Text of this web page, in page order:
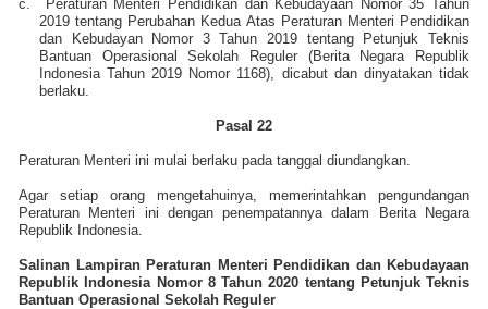
c.
Peraturan Menteri Pendidikan dan Kebudayaan Nomor 35 Tahun
2019 tentang Perubahan Kedua Atas Peraturan Menteri Pendidikan
dan Kebudayan Nomor 3 Tahun 2019 tentang Petunjuk Teknis
Bantuan Operasional Sekolah Reguler (Berita Negara Republik
Indonesia Tahun 2019 Nomor 1168), dicabut dan dinyatakan tidak
berlaku.
Pasal 22
Peraturan Menteri ini mulai berlaku pada tanggal diundangkan.
Agar setiap orang mengetahuinya, memerintahkan pengundangan
Peraturan Menteri ini dengan penempatannya dalam Berita Negara
Republik Indonesia.
Salinan Lampiran Peraturan Menteri Pendidikan dan Kebudayaan
Republik Indonesia Nomor 8 Tahun 2020 tentang Petunjuk Teknis
Bantuan Operasional Sekolah Reguler